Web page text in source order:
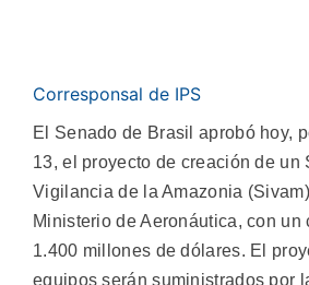
Corresponsal de IPS
El Senado de Brasil aprobó hoy,
13, el proyecto de creación de un
Vigilancia de la Amazonia
Ministerio de Aeronáutica, con un
1.400 millones de dólares. El
equipos serán suministrados por